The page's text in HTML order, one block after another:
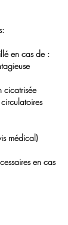
en cas de :
cicatrisée
médical)
en cas